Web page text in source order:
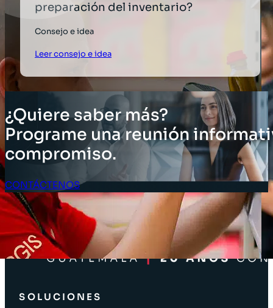
preparación del inventario?
Consejo e idea
Leer consejo e idea
¿Quiere saber más?
Programe una reunión
compromiso.
CONTÁCTENOS
Acceso Clientes
SOLUCIONES